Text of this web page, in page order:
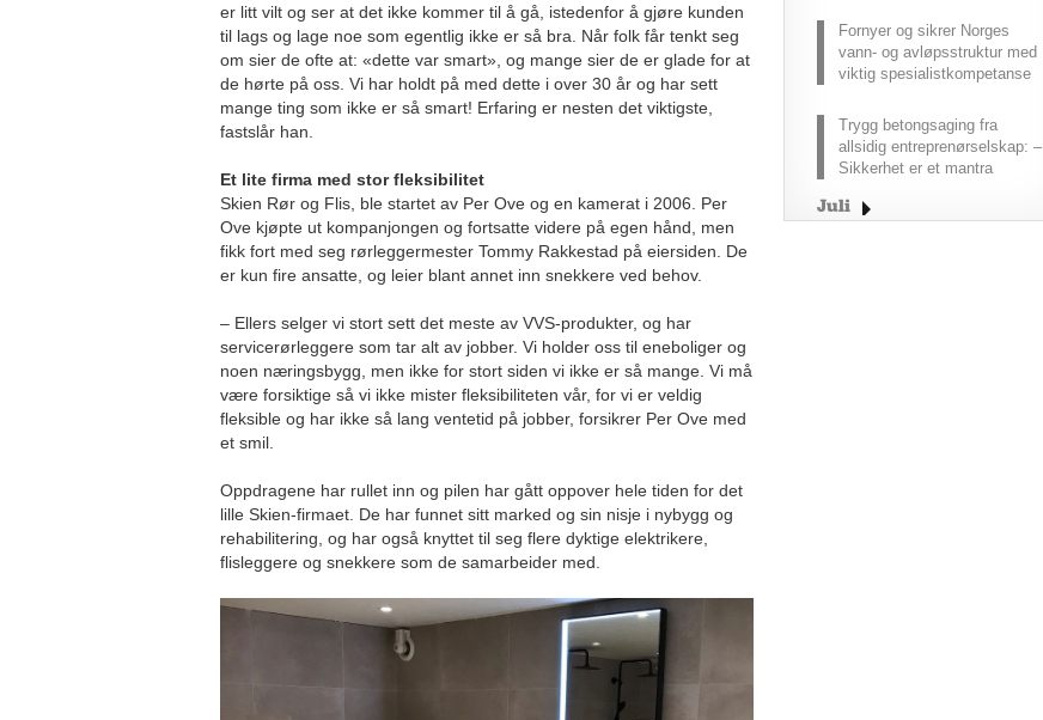
er litt vilt og ser at det ikke kommer til å gå, istedenfor å gjøre kunden
til lags og lage noe som egentlig ikke er så bra. Når folk får tenkt seg
om sier de ofte at: «dette var smart», og mange sier de er glade for at
de hørte på oss. Vi har holdt på med dette i over 30 år og har sett
mange ting som ikke er så smart! Erfaring er nesten det viktigste,
fastslår han.
Et lite firma med stor fleksibilitet
Skien Rør og Flis, ble startet av Per Ove og en kamerat i 2006. Per
Ove kjøpte ut kompanjongen og fortsatte videre på egen hånd, men
fikk fort med seg rørleggermester Tommy Rakkestad på eiersiden. De
er kun fire ansatte, og leier blant annet inn snekkere ved behov.
– Ellers selger vi stort sett det meste av VVS-produkter, og har
servicerørleggere som tar alt av jobber. Vi holder oss til eneboliger og
noen næringsbygg, men ikke for stort siden vi ikke er så mange. Vi må
være forsiktige så vi ikke mister fleksibiliteten vår, for vi er veldig
fleksible og har ikke så lang ventetid på jobber, forsikrer Per Ove med
et smil.
Oppdragene har rullet inn og pilen har gått oppover hele tiden for det
lille Skien-firmaet. De har funnet sitt marked og sin nisje i nybygg og
rehabilitering, og har også knyttet til seg flere dyktige elektrikere,
flisleggere og snekkere som de samarbeider med.
Fornyer og sikrer Norges
vann- og avløpsstruktur med
viktig spesialistkompetanse
Trygg betongsaging fra
allsidig entreprenørselskap: –
Sikkerhet er et mantra
Juli